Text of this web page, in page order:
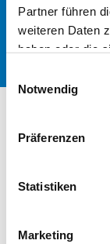
Partner führen
weiteren Daten
haben oder die
Notwendig
Präferenzen
Statistiken
Marketing